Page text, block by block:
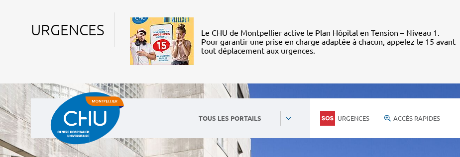
URGENCES
Le CHU de Montpellier active le Plan Hôpital en Tension – Niveau 1.
Pour garantir une prise en charge adaptée à chacun, appelez le 15 avant
tout déplacement aux urgences.
TOUS LES PORTAILS URGENCES ACCÈS RAPIDES